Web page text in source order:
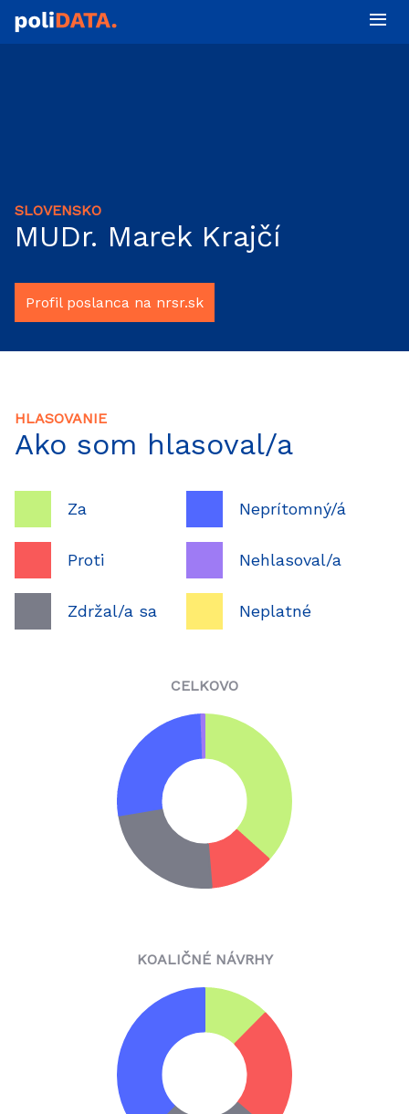
SLOVENSKO
MUDr. Marek Krajčí
Profil poslanca na nrsr.sk
HLASOVANIE
Ako som hlasoval/a
Za
Proti
Zdržal/a sa
Neprítomný/á
Nehlasoval/a
Neplatné
CELKOVO
KOALIČNÉ NÁVRHY